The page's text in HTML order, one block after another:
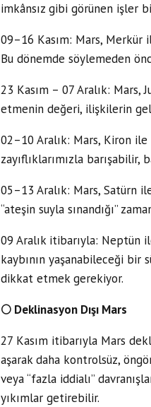
imkânsız gibi görünen işler
09–16 Kasım: Mars,
Bu dönemde söylemeden
23 Kasım – 07 Aralık: Mars,
etmenin değeri, ilişkilerin
02–10 Aralık: Mars, Kiron ile
zayıflıklarımızla barışabilir,
05–13 Aralık: Mars, Satürn
“ateşin suyla sınandığı”
09 Aralık itibarıyla: Neptün
kaybının yaşanabileceği bir
dikkat etmek gerekiyor.
🌕 Deklinasyon Dışı Mars
27 Kasım itibarıyla Mars
aşarak daha kontrolsüz,
veya “fazla iddialı”
yıkımlar getirebilir.